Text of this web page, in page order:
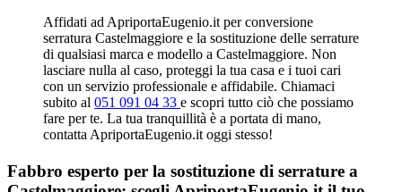
Affidati ad ApriportaEugenio.it per conversione
serratura Castelmaggiore e la sostituzione delle serrature
di qualsiasi marca e modello a Castelmaggiore. Non
lasciare nulla al caso, proteggi la tua casa e i tuoi cari
con un servizio professionale e affidabile. Chiamaci
subito al 051 091 04 33 e scopri tutto ciò che possiamo
fare per te. La tua tranquillità è a portata di mano,
contatta ApriportaEugenio.it oggi stesso!
Fabbro esperto per la sostituzione di serrature a